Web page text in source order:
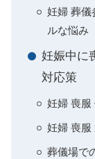
妊婦 葬儀
ルな悩み
妊娠中に
対応策
妊婦 喪服
妊婦 喪服
葬儀場で